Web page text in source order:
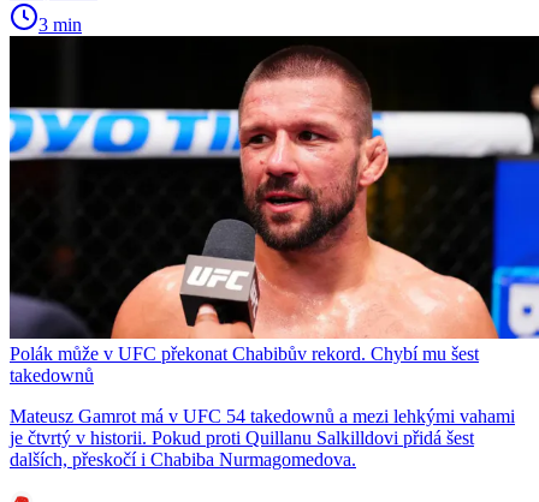
3 min
Polák může v UFC překonat Chabibův rekord. Chybí mu šest
takedownů
Mateusz Gamrot má v UFC 54 takedownů a mezi lehkými vahami
je čtvrtý v historii. Pokud proti Quillanu Salkilldovi přidá šest
dalších, přeskočí i Chabiba Nurmagomedova.